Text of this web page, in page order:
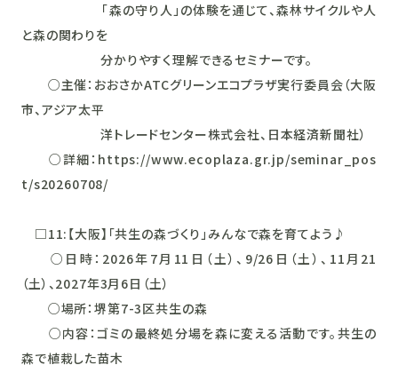
「森の守り人」の体験を通じて、森林サイクルや人
と森の関わりを
分かりやすく理解できるセミナーです。
○主催：おおさかATCグリーンエコプラザ実行委員会（大阪
市、アジア太平
洋トレードセンター株式会社、日本経済新聞社）
○詳細：https://www.ecoplaza.gr.jp/seminar_pos
t/s20260708/
□11:【大阪】「共生の森づくり」みんなで森を育てよう♪
○日時：2026年7月11日（土）、9/26日（土）、11月21
（土）、2027年3月6日（土）
○場所：堺第7-3区共生の森
○内容：ゴミの最終処分場を森に変える活動です。共生の
森で植栽した苗木